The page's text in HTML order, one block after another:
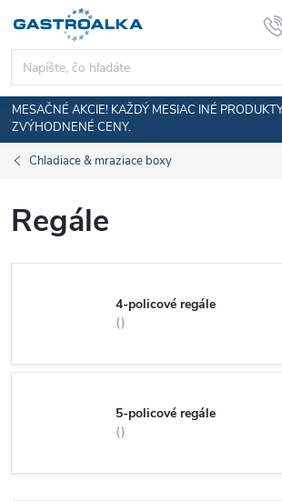
obsah
MESAČNÉ AKCIE! KAŽDÝ MESIAC INÉ
ZVÝHODNENÉ CENY.
Chladiace & mraziace boxy
Regále
4-policové regále
5-policové regále